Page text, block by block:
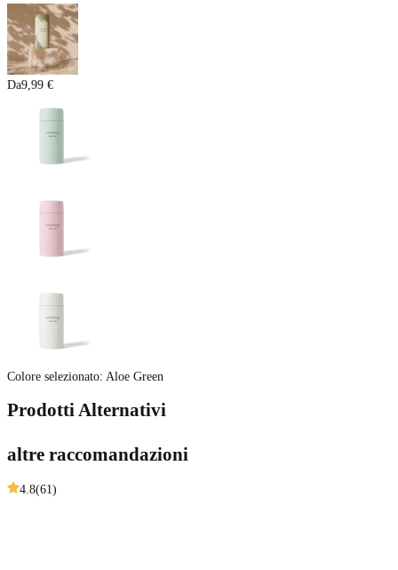
Da9,99 €
Colore selezionato: Aloe Green
Prodotti Alternativi
altre raccomandazioni
4.8(61)